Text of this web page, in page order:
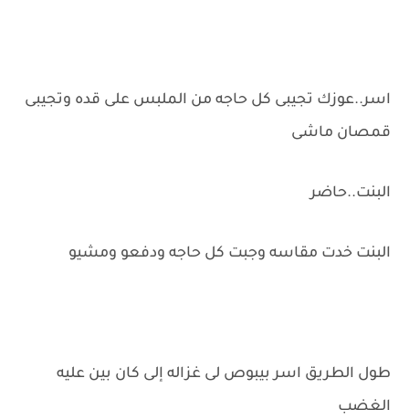
اسر..عوزك تجيبى كل حاجه من الملبس على قده وتجيبى
قمصان ماشى
البنت..حاضر
البنت خدت مقاسه وجبت كل حاجه ودفعو ومشيو
طول الطريق اسر بيبوص لى غزاله إلى كان بين عليه
الغضب